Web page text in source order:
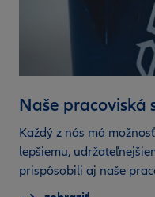
Naše pracoviská
Každý z nás má
lepšiemu,
prispôsobili aj naše